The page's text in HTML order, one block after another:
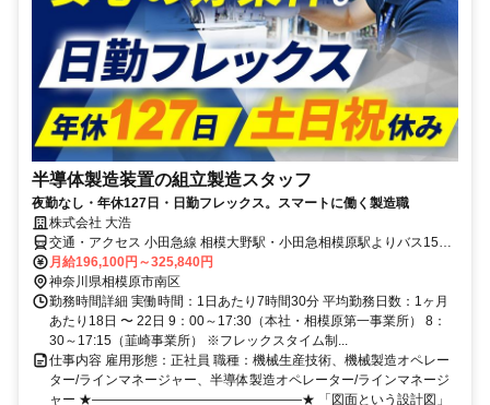
半導体製造装置の組立製造スタッフ
夜勤なし・年休127日・日勤フレックス。スマートに働く製造職
株式会社 大浩
交通・アクセス 小田急線 相模大野駅・小田急相模原駅よりバス15
分、JR横浜線 古淵駅よりバス10分
月給196,100円～325,840円
神奈川県相模原市南区
勤務時間詳細 実働時間：1日あたり7時間30分 平均勤務日数：1ヶ月
あたり18日 〜 22日 9：00～17:30（本社・相模原第一事業所） 8：
30～17:15（韮崎事業所） ※フレックスタイム制...
仕事内容 雇用形態：正社員 職種：機械生産技術、機械製造オペレー
ター/ラインマネージャー、半導体製造オペレーター/ラインマネージ
ャー ★――――――――――――――――★ 「図面という設計図」